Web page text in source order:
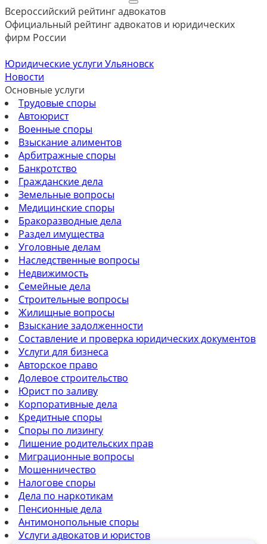
Всероссийский рейтинг адвокатов
Официальный рейтинг адвокатов и юридических
фирм России
Юридические услуги Ульяновск
Новости
Основные услуги
Трудовые споры
Автоюрист
Военные споры
Взыскание алиментов
Арбитражные споры
Банкротство
Гражданские дела
Земельные вопросы
Медицинские споры
Бракоразводные дела
Раздел имущества
Уголовные делам
Наследственные вопросы
Недвижимость
Семейные дела
Строительные вопросы
Жилищные вопросы
Взыскание задолженности
Составление и проверка юридических документов
Услуги для бизнеса
Авторское право
Долевое строительство
Юрист по заливу
Корпоративные дела
Кредитные споры
Споры по лизингу
Лишение родительских прав
Миграционные вопросы
Мошенничество
Налогове споры
Дела по наркотикам
Пенсионные дела
Антимонопольные споры
Услуги адвокатов и юристов